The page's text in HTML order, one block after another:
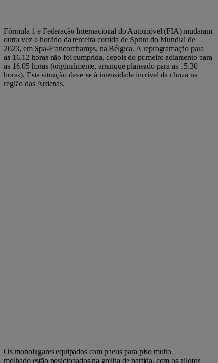
Fórmula 1 e Federação Internacional do Automóvel (FIA) mudaram
outra vez o horário da terceira corrida de Sprint do Mundial de
2023, em Spa-Francorchamps, na Bélgica. A reprogramação para
as 16.12 horas não foi cumprida, depois do primeiro adiamento para
as 16.05 horas (originalmente, arranque planeado para as 15.30
horas). Esta situação deve-se à intensidade incrível da chuva na
região das Ardenas.
Os monolugares equipados com pneus para piso muito
molhado estão posicionados na grelha de partida, com os pilotos